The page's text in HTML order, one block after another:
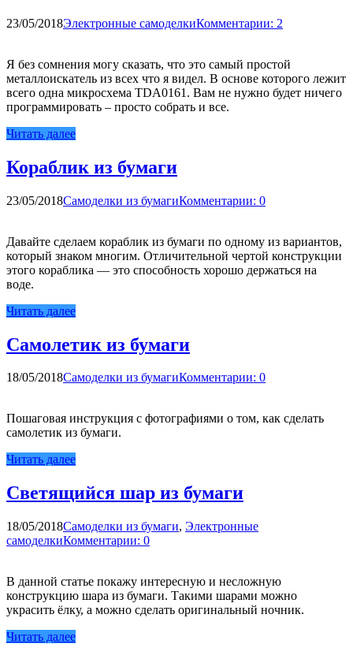
23/05/2018Электронные самоделкиКомментарии: 2
Я без сомнения могу сказать, что это самый простой
металлоискатель из всех что я видел. В основе которого лежит
всего одна микросхема TDA0161. Вам не нужно будет ничего
программировать – просто собрать и все.
Читать далее
Кораблик из бумаги
23/05/2018Самоделки из бумагиКомментарии: 0
Давайте сделаем кораблик из бумаги по одному из вариантов,
который знаком многим. Отличительной чертой конструкции
этого кораблика — это способность хорошо держаться на
воде.
Читать далее
Самолетик из бумаги
18/05/2018Самоделки из бумагиКомментарии: 0
Пошаговая инструкция с фотографиями о том, как сделать
самолетик из бумаги.
Читать далее
Светящийся шар из бумаги
18/05/2018Самоделки из бумаги, Электронные
самоделкиКомментарии: 0
В данной статье покажу интересную и несложную
конструкцию шара из бумаги. Такими шарами можно
украсить ёлку, а можно сделать оригинальный ночник.
Читать далее